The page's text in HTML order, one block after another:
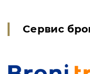
Сервис